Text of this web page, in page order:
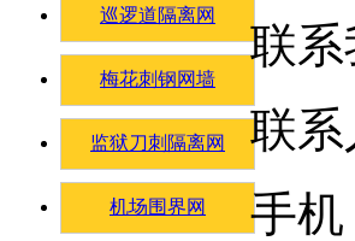
巡逻道隔离网
梅花刺钢网墙
监狱刀刺隔离网
机场围界网
联系
联
手机